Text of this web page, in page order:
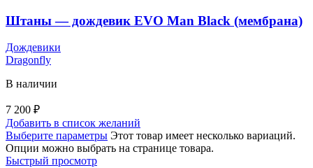
Штаны — дождевик EVO Man Black (мембрана)
Дождевики
Dragonfly
В наличии
7 200 ₽
Добавить в список желаний
Выберите параметры Этот товар имеет несколько вариаций.
Опции можно выбрать на странице товара.
Быстрый просмотр